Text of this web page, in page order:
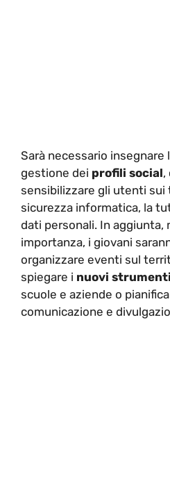
Sarà necessario insegnare
gestione dei profili social,
sensibilizzare gli utenti sui
sicurezza informatica, la
dati personali. In aggiunta,
importanza, i giovani
organizzare eventi sul
spiegare i nuovi
scuole e aziende o
comunicazione e